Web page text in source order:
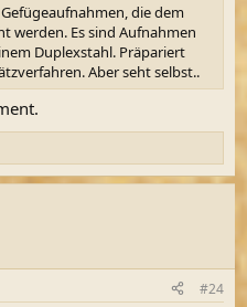
die dem
werden. Es sind Aufnahmen
Duplexstahl. Präpariert
Aber seht selbst..
#24